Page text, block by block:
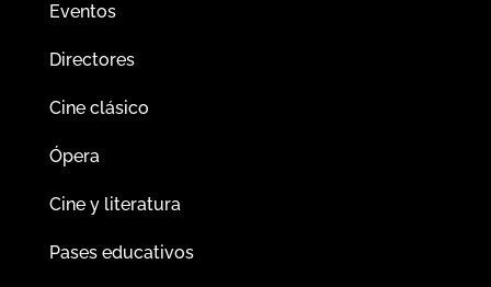
Eventos
Directores
Cine clásico
Ópera
Cine y literatura
Pases educativos